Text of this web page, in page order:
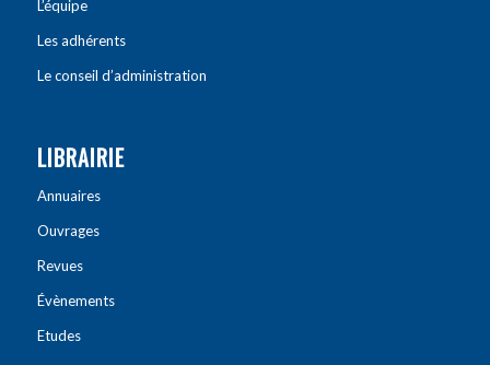
L’équipe
Les adhérents
Le conseil d’administration
LIBRAIRIE
Annuaires
Ouvrages
Revues
Évènements
Etudes